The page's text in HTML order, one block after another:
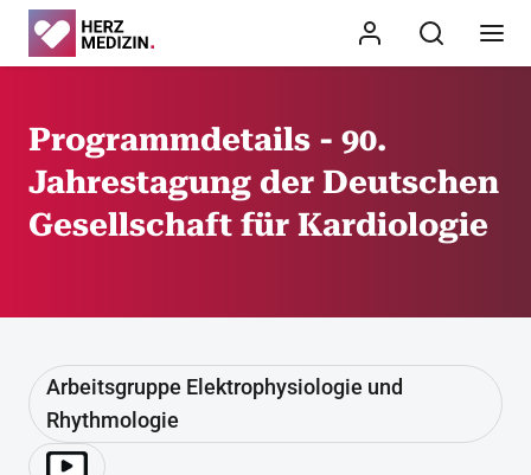
Programmdetails - 90.
Jahrestagung der Deutschen
Gesellschaft für Kardiologie
Arbeitsgruppe Elektrophysiologie und
Rhythmologie